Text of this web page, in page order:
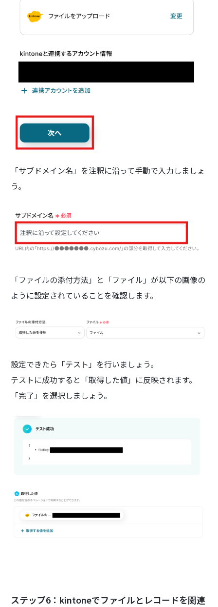
「サブドメイン名」を注釈に沿って手動で入力しましょ
う。
「ファイルの添付方法」と「ファイル」が以下の画像の
ように設定されていることを確認します。
設定できたら「テスト」を行いましょう。
テストに成功すると「取得した値」に反映されます。
「完了」を選択しましょう。
ステップ6：kintoneでファイルとレコードを関連